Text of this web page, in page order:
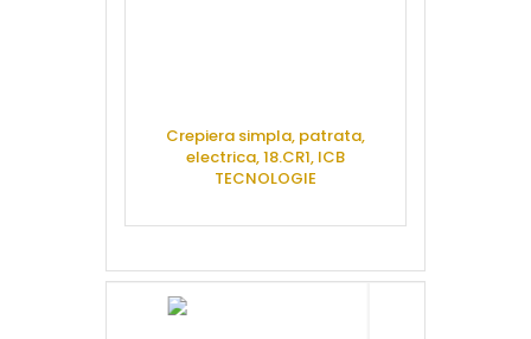
Crepiera simpla, patrata,
electrica, 18.CR1, ICB
TECNOLOGIE